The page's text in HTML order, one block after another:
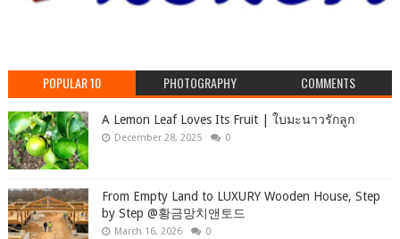
POPULAR 10 PHOTOGRAPHY COMMENTS
A Lemon Leaf Loves Its Fruit | ใบมะนาวรักลูก
December 28, 2025 0
From Empty Land to LUXURY Wooden House, Step
by Step ‪@황금망치앤토드
March 16, 2026 0